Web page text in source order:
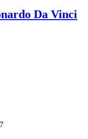
Da Vinci